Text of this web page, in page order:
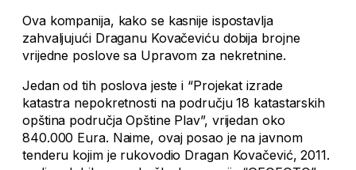
Ova kompanija, kako se kasnije ispostavlja
zahvaljujući Draganu Kovačeviću dobija brojne
vrijedne poslove sa Upravom za nekretnine.
Jedan od tih poslova jeste i “Projekat izrade
katastra nepokretnosti na području 18 katastarskih
opština područja Opštine Plav”, vrijedan oko
840.000 Eura. Naime, ovaj posao je na javnom
tenderu kojim je rukovodio Dragan Kovačević, 2011.